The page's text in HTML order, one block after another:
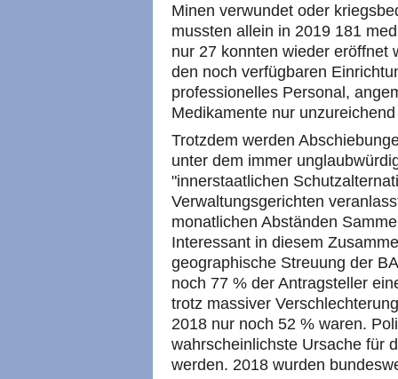
Minen verwundet oder
mussten allein in 2019 181
nur 27 konnten wieder eröffnet
den noch verfügbaren
professionelles Personal,
Medikamente nur
Trotzdem werden
unter dem immer
"innerstaatlichen
Verwaltungsgerichten
monatlichen Abständen
Interessant in diesem
geographische Streuung der
noch 77 % der Antragsteller
trotz massiver
2018 nur noch 52 % waren.
wahrscheinlichste Ursache für
werden. 2018 wurden